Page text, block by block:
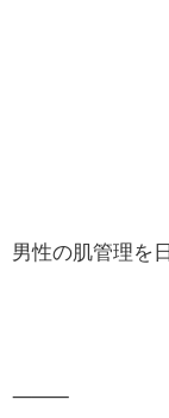
男性の肌管理を
⸻